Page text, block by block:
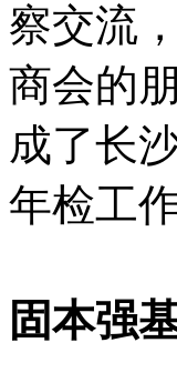
察交流
商会的
成了长
年检工
固本强